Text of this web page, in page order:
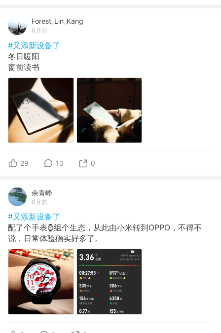
Forest_Lin_Kang
6月前
#又添新设备了
冬日暖阳
窗前读书
29 10 0
余青峰
6月前
#又添新设备了
配了个手表⌚组个生态，从此由小米转到OPPO，不得不
说，日常体验确实好多了。